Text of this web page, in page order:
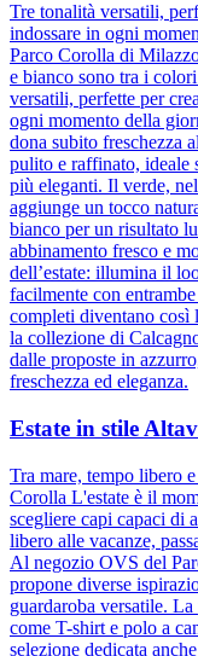
Tre tonalità versatili,
indossare in ogni
Parco Corolla di
e bianco sono tra i
versatili, perfette per
ogni momento della
dona subito freschezza
pulito e raffinato, ideale
più eleganti. Il verde,
aggiunge un tocco
bianco per un risultato
abbinamento fresco e
dell’estate: illumina il
facilmente con
completi diventano così
la collezione di
dalle proposte in
freschezza ed eleganza.
Estate in stile
Tra mare, tempo libero
Corolla L'estate è il
scegliere capi capaci di
libero alle vacanze,
Al negozio OVS del
propone diverse
guardaroba versatile.
come T-shirt e polo a
selezione dedicata